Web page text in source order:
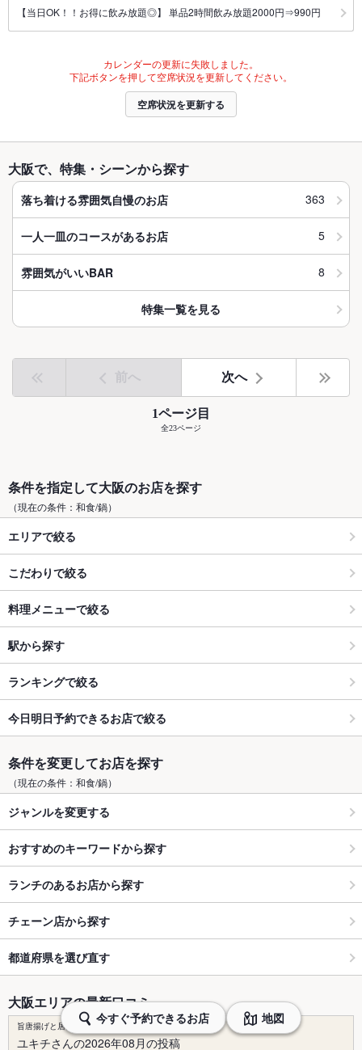
【当日OK！！お得に飲み放題◎】 単品2時間飲み放題2000円⇒990円
カレンダーの更新に失敗しました。
下記ボタンを押して空席状況を更新してください。
空席状況を更新する
大阪で、特集・シーンから探す
落ち着ける雰囲気自慢のお店 363
一人一皿のコースがあるお店 5
雰囲気がいいBAR 8
特集一覧を見る
前へ 次へ
1ページ目
全23ページ
条件を指定して大阪のお店を探す
（現在の条件：和食/鍋）
エリアで絞る
こだわりで絞る
料理メニューで絞る
駅から探す
ランキングで絞る
今日明日予約できるお店で絞る
条件を変更してお店を探す
（現在の条件：和食/鍋）
ジャンルを変更する
おすすめのキーワードから探す
ランチのあるお店から探す
チェーン店から探す
都道府県を選び直す
大阪エリアの最新口コミ
旨唐揚げと居酒メシ ミライザカ 梅田お初天神通り店
ユキチさんの2026年08月の投稿
今すぐ予約できるお店 地図